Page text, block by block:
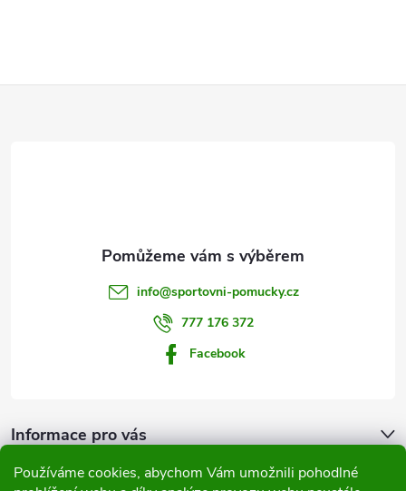
Používáme cookies, abychom Vám umožnili pohodlné
info@sportovni-pomucky.cz
777 176 372
Facebook
Informace pro vás
Přijímáme online platby